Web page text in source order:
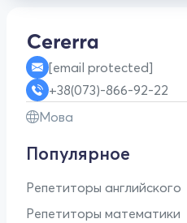
[email protected]
+38(073)-866-92-22
Мова
Популярное
Репетиторы английского
Репетиторы математики